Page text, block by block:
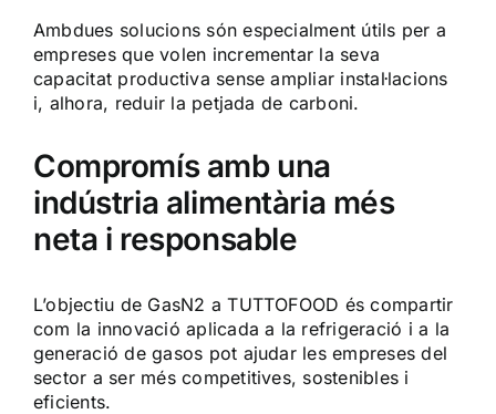
Ambdues solucions són especialment útils per a
empreses que volen incrementar la seva
capacitat productiva sense ampliar instal·lacions
i, alhora, reduir la petjada de carboni.
Compromís amb una
indústria alimentària més
neta i responsable
L’objectiu de GasN2 a TUTTOFOOD és compartir
com la innovació aplicada a la refrigeració i a la
generació de gasos pot ajudar les empreses del
sector a ser més competitives, sostenibles i
eficients.